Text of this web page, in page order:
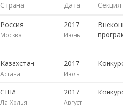
Страна Дата Секция
Россия
Москва
2017
Июнь
Казахстан
Астана
2017
Июль
США
Ла-Холья
2017
Август